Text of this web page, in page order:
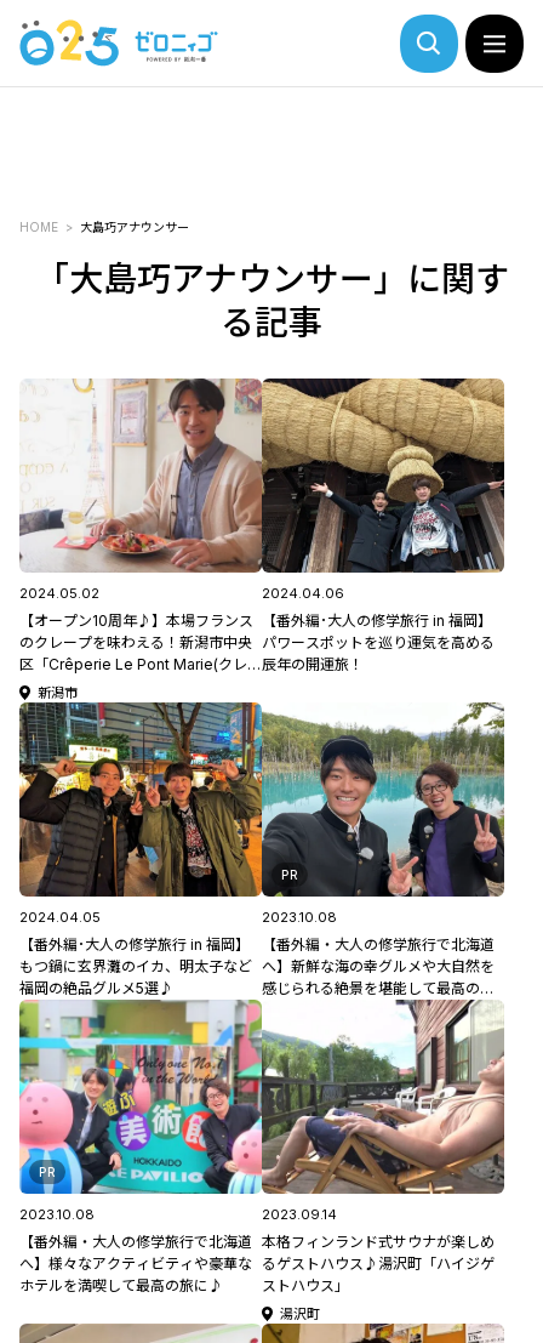
HOME 大島巧アナウンサー
「大島巧アナウンサー」に関す
る記事
2024.05.02
【オープン10周年♪】本場フランス
のクレープを味わえる！新潟市中央
区「Crêperie Le Pont Marie(クレー
プリー ル ポンマリ)」#にいがた見っ
けたい
新潟市
2024.04.06
【番外編･大人の修学旅行 in 福岡】
パワースポットを巡り運気を高める
辰年の開運旅！
2024.04.05
【番外編･大人の修学旅行 in 福岡】
もつ鍋に玄界灘のイカ、明太子など
福岡の絶品グルメ5選♪
PR
2023.10.08
【番外編・大人の修学旅行で北海道
へ】新鮮な海の幸グルメや大自然を
感じられる絶景を堪能して最高の思
PR
2023.10.08
【番外編・大人の修学旅行で北海道
へ】様々なアクティビティや豪華な
ホテルを満喫して最高の旅に♪
2023.09.14
本格フィンランド式サウナが楽しめ
るゲストハウス♪湯沢町「ハイジゲ
ストハウス」
湯沢町